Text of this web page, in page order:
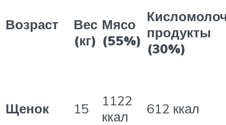
Возраст
Вес
(кг)
Мясо
(55%) продукты
(30%)
Щенок 15
1122
ккал
612 ккал